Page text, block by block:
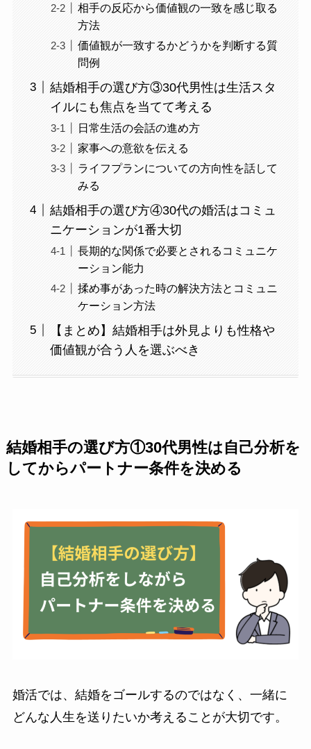
相手の反応から価値観の一致を感じ取る
方法
価値観が一致するかどうかを判断する質
問例
結婚相手の選び方③30代男性は生活スタ
イルにも焦点を当てて考える
日常生活の会話の進め方
家事への意欲を伝える
ライフプランについての方向性を話して
みる
結婚相手の選び方④30代の婚活はコミュ
ニケーションが1番大切
長期的な関係で必要とされるコミュニケ
ーション能力
揉め事があった時の解決方法とコミュニ
ケーション方法
【まとめ】結婚相手は外見よりも性格や
価値観が合う人を選ぶべき
結婚相手の選び方①30代男性は自己分析を
してからパートナー条件を決める
婚活では、結婚をゴールするのではなく、一緒に
どんな人生を送りたいか考えることが大切です。